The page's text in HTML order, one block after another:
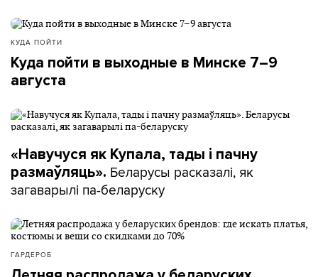
КУДА ПОЙТИ
Куда пойти в выходные в Минске 7–9
августа
«Навучуся як Купала, тады і пачну
размаўляць». Беларусы расказалі, як
загаварылі па-беларуску
ГАРДЕРОБ